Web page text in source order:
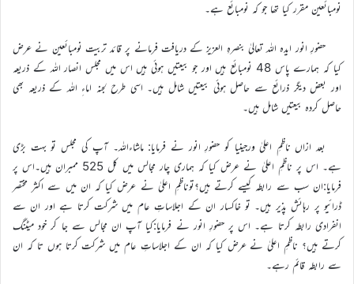
نومبائعین مقرر کیا تھا جو کہ نومبائع ہے۔
حضورِ انور ایدہ اللہ تعالیٰ بنصرہِ العزیز کے دریافت فرمانے پر قائد تربیت نومبائعین نے عرض
کیا کہ ہمارے پاس 48 نومبائع ہیں اور جو بیعتیں ہوئی ہیں اس میں مجلس انصار اللہ کے ذریعہ
اور بعض دیگر ذرائع سے حاصل ہوئی بیعتیں شامل ہیں۔ اسی طرح لجنہ اماءِ اللہ کے ذریعہ بھی
حاصل کردہ بیعتیں شامل ہیں۔
بعد ازاں ناظمِ اعلیٰ ورجینیا کو حضورِ انور نے فرمایا: ماشاءاللہ۔ آپ کی مجلس تو بہت بڑی
ہے۔ اس پر ناظمِ اعلیٰ نے عرض کیا کہ ہماری چار مجالس میں کل 525 ممبران ہیں۔اس پر
فرمایا:ان سب سے رابطہ کیسے کرتے ہیں؟توناظمِ اعلیٰ نے عرض کیا کہ ان میں سے اکثر مختصر
ڈرائیو پر رہائش پذیر ہیں۔ تو خاکسار ان کے اجلاساتِ عام میں شرکت کرتا ہے اور ان سے
انفرادی رابطہ کرتا ہے۔ اس پر حضورِ انور نے فرمایا:کیا آپ ان مجالس سے جا کر خود میٹنگ
کرتے ہیں؟ ناظمِ اعلیٰ نے عرض کیا کہ ان کے اجلاساتِ عام میں شرکت کرتا ہوں تا کہ ان
سے رابطہ قائم رہے۔